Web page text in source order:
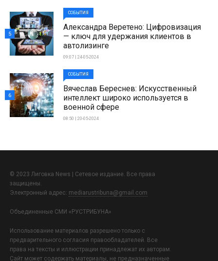
СОБЫТИЯ
Александра Веретено: Цифровизация
— ключ для удержания клиентов в
автолизинге
09:07 | 24-05-2024
5
СОБЫТИЯ
Вячеслав Береснев: Искусственный
интеллект широко используется в
военной сфере
08:50 | 20-05-2024
6
© 2023 Лиговка News | Сетевое издание. Все права
защищены.
Электронный адрес: mediarustribuna@gmail.com
Объединенные СМИ «РУСТРИБУНА»
Использование материалов разрешено только с
предварительного согласия правообладателей. Все
права на тексты и иллюстрации принадлежат их авторам.
Сайт может содержать материалы, не предназначенные